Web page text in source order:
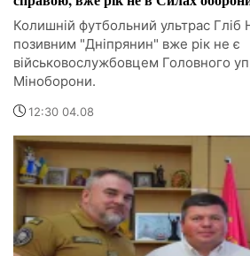
Колишній футбольний ультрас Гліб
позивним "Дніпрянин" вже рік не є
військовослужбовцем Головного
Міноборони.
12:30 04.08